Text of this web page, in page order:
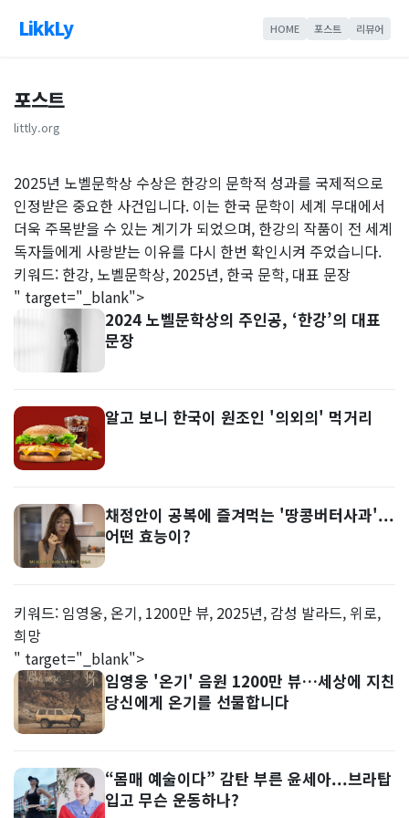
LikkLy HOME 포스트 리뷰어
포스트
littly.org
2025년 노벨문학상 수상은 한강의 문학적 성과를 국제적으로
인정받은 중요한 사건입니다. 이는 한국 문학이 세계 무대에서
더욱 주목받을 수 있는 계기가 되었으며, 한강의 작품이 전 세계
독자들에게 사랑받는 이유를 다시 한번 확인시켜 주었습니다.
키워드: 한강, 노벨문학상, 2025년, 한국 문학, 대표 문장
" target="_blank">
2024 노벨문학상의 주인공, ‘한강’의 대표
문장
알고 보니 한국이 원조인 '의외의' 먹거리
채정안이 공복에 즐겨먹는 '땅콩버터사과'...
어떤 효능이?
키워드: 임영웅, 온기, 1200만 뷰, 2025년, 감성 발라드, 위로,
희망
" target="_blank">
임영웅 '온기' 음원 1200만 뷰…세상에 지친
당신에게 온기를 선물합니다
“몸매 예술이다” 감탄 부른 윤세아...브라탑
입고 무슨 운동하나?